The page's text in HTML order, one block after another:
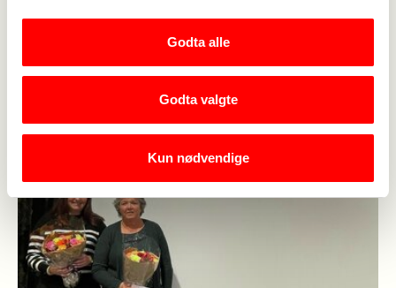
Godta alle
Godta valgte
Kun nødvendige